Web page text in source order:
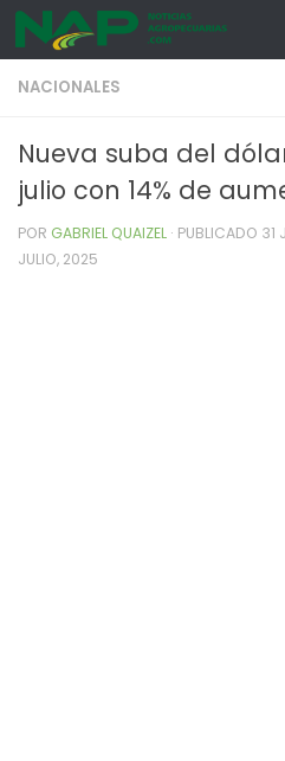
Skip to content
NACIONALES
Nueva suba del
julio con 14% de
POR GABRIEL QUAIZEL · PUBLICADO 31
JULIO, 2025